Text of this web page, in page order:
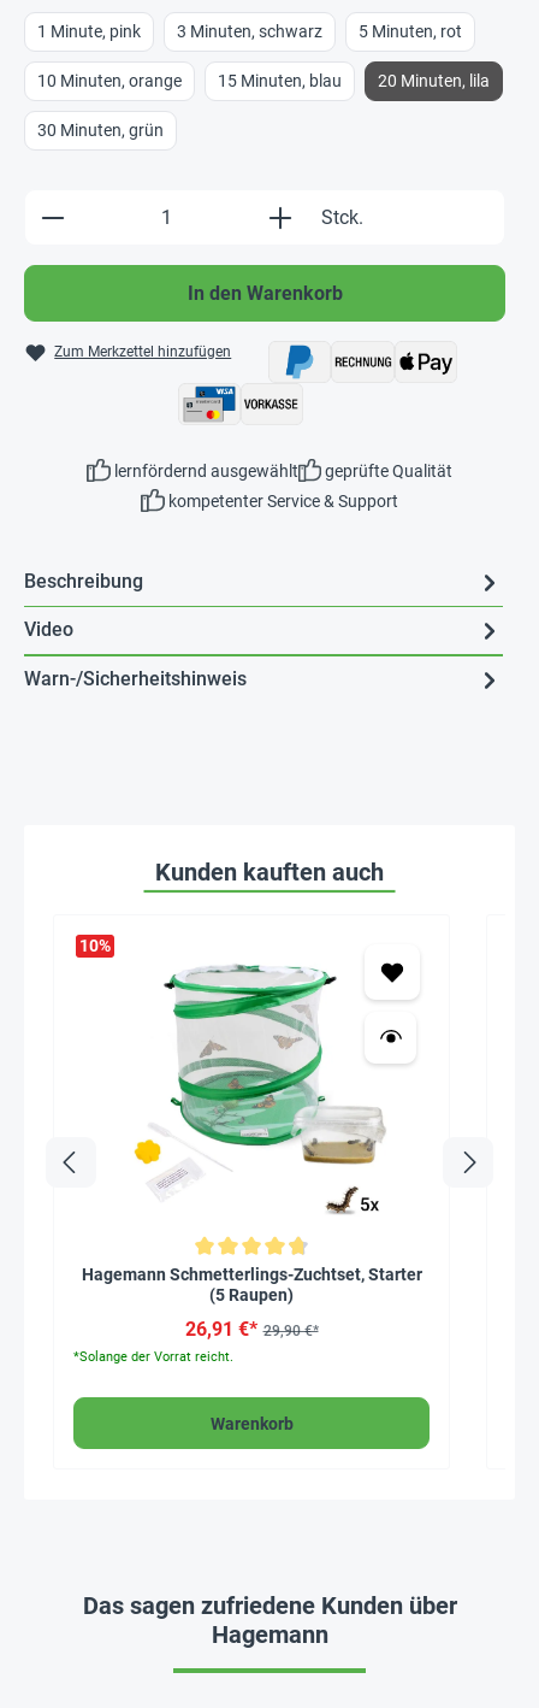
1 Minute, pink 3 Minuten, schwarz 5 Minuten, rot
10 Minuten, orange 15 Minuten, blau 20 Minuten, lila
30 Minuten, grün
Produkt Anzahl: Gib den gewünschten
Stck.
In den Warenkorb
Zum Merkzettel hinzufügen
lernfördernd ausgewählt
geprüfte Qualität
kompetenter Service & Support
Beschreibung
Video
Warn-/Sicherheitshinweis
Kunden kauften auch
10%
Durchschnittliche Bewertung von 4.8 von 5 Sternen
Hagemann Schmetterlings-Zuchtset, Starter
(5 Raupen)
26,91 €* 29,90 €*
*Solange der Vorrat reicht.
Warenkorb
Das sagen zufriedene Kunden über
Hagemann